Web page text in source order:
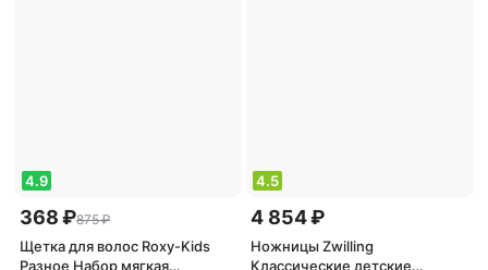
4.9
368 ₽875 ₽
Щетка для волос Roxy-Kids
Разное Набор мягкая
4.5
4 854 ₽
Ножницы Zwilling
Классические детские